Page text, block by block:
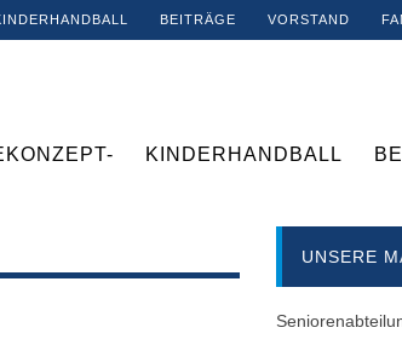
BEITRÄGE VORSTAND
KINDERHANDBALL
UNSERE